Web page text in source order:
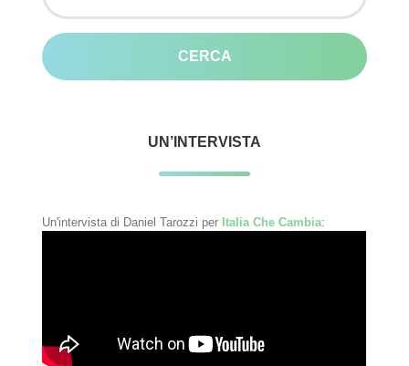
UN’INTERVISTA
Un'intervista di Daniel Tarozzi per Italia Che Cambia: